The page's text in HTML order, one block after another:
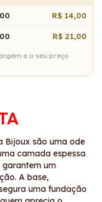
R$ 14,00
R$ 21,00
e o seu preço
Bijoux são uma ode
camada espessa
garantem um
A base,
uma fundação